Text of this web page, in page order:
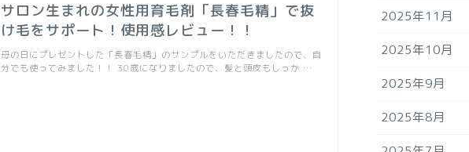
サロン生まれの女性用育毛剤「長春毛精」で抜
け毛をサポート！使用感レビュー！！
母の日にプレゼントした「長春毛精」のサンプルをいただきましたので、自
分でも使ってみました！！ 30歳になりましたので、髪と頭皮もしっか …
2025年11月
2025年10月
2025年9月
2025年8月